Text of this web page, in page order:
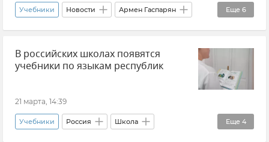
Еще 6
Учебники Новости Армен Гаспарян
Общество Образование в России
Школа Сергей Кравцов
Мнения
В российских школах появятся
учебники по языкам республик
21 марта, 14:39
Еще 4
Учебники Россия Школа